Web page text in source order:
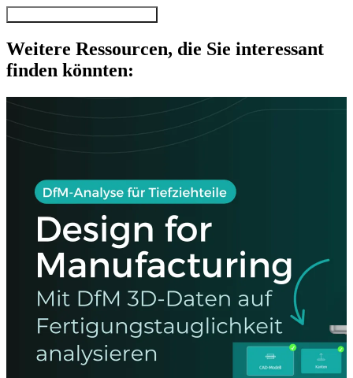
Weitere Ressourcen, die Sie interessant
finden könnten: